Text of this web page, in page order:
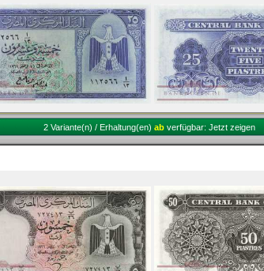
2 Variante(n) / Erhaltung(en) ab verfügbar: Jetzt zeigen